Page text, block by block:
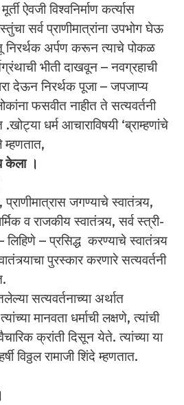
ऐवजी विश्वनिर्माण कर्त्यास
सर्व प्राणीमात्रांना उपभोग घेऊ
निरर्थक अर्पण करून त्याचे पोकळ
भीती दाखवून – नवग्रहाची
देऊन निरर्थक पूजा – जपजाप्य
फसवीत नाहीत ते सत्यवर्तनी
धर्म आचाराविषयी ‘ब्राम्हणांचे
केला ।
जगण्याचे स्वातंत्र्य,
व राजकीय स्वातंत्र्य, सर्व स्त्री-
लिहिणे – प्रसिद्ध करण्याचे स्वातंत्र्य
पुरस्कार करणारे सत्यवर्तनी
सत्यवर्तनाच्या अर्थात
मानवता धर्माची लक्षणे, त्यांची
क्रांती दिसून येते. त्यांच्या या
विठ्ठल रामाजी शिंदे म्हणतात.